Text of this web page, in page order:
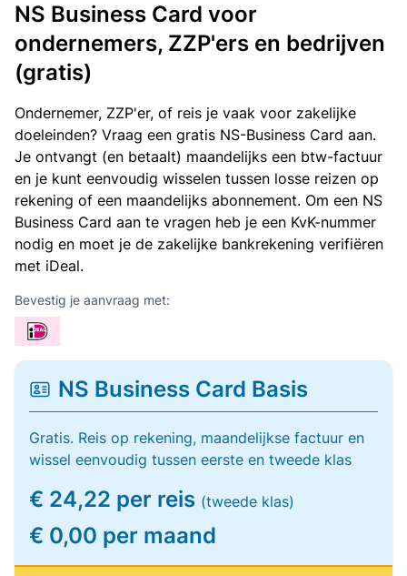
NS Business Card voor
ondernemers, ZZP'ers en bedrijven
(gratis)
Ondernemer, ZZP'er, of reis je vaak voor zakelijke
doeleinden? Vraag een gratis NS-Business Card aan.
Je ontvangt (en betaalt) maandelijks een btw-factuur
en je kunt eenvoudig wisselen tussen losse reizen op
rekening of een maandelijks abonnement. Om een NS
Business Card aan te vragen heb je een KvK-nummer
nodig en moet je de zakelijke bankrekening verifiëren
met iDeal.
Bevestig je aanvraag met:
NS Business Card Basis
Gratis. Reis op rekening, maandelijkse factuur en
wissel eenvoudig tussen eerste en tweede klas
€ 24,22 per reis (tweede klas)
€ 0,00 per maand